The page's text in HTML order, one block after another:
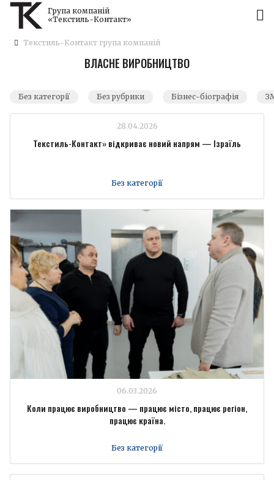
Група компаній
«Текстиль-Контакт»
Текстиль-Контакт група компаній
ВЛАСНЕ ВИРОБНИЦТВО
Без категорії Без рубрики Бізнес-біографія
28.04.2026
Текстиль-Контакт» відкриває новий напрям — Ізраїль
Без категорії
06.03.2026
Коли працює виробництво — працює місто, працює регіон,
працює країна.
Без категорії